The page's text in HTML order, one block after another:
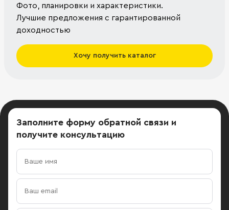
Фото, планировки и характеристики.
Лучшие предложения с гарантированной
доходностью
Хочу получить каталог
Заполните форму обратной связи и
получите консультацию